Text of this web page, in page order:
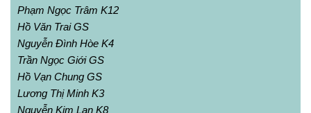
Phạm Ngọc Trâm K12
Hồ Văn Trai GS
Nguyễn Đình Hòe K4
Trần Ngọc Giới GS
Hồ Vạn Chung GS
Lương Thị Minh K3
Nguyễn Kim Lan K8